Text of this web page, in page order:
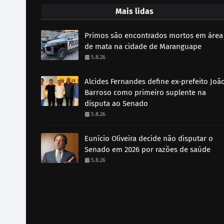
Mais lidas
Primos são encontrados mortos em área
de mata na cidade de Maranguape
5.8.26
Alcides Fernandes define ex-prefeito
Barroso como primeiro suplente na
disputa ao Senado
5.8.26
Eunício Oliveira decide não disputar o
Senado em 2026 por razões de saúde
5.8.26